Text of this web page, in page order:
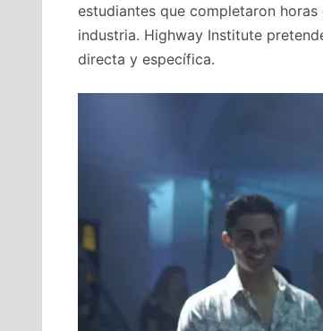
estudiantes que completaron
industria. Highway Institute
directa y específica.